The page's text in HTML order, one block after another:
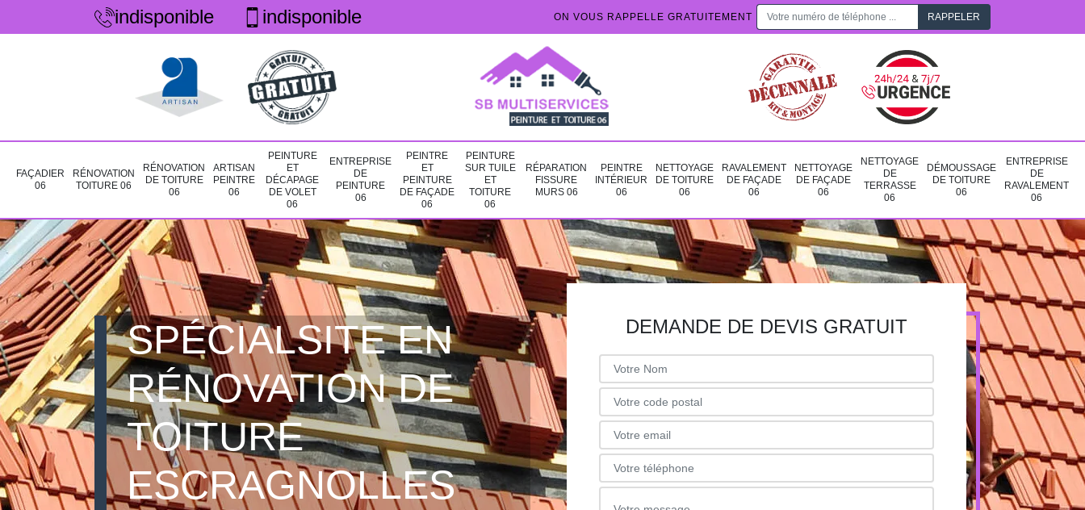
indisponible indisponible ON VOUS RAPPELLE GRATUITEMENT
FAÇADIER
06
RÉNOVATION
TOITURE 06
RÉNOVATION
DE TOITURE
06
ARTISAN
PEINTRE
06
PEINTURE
ET
DÉCAPAGE
DE VOLET
06
ENTREPRISE
DE
PEINTURE
06
PEINTRE
ET
PEINTURE
DE FAÇADE
06
PEINTURE
SUR TUILE
ET
TOITURE
06
RÉPARATION
FISSURE
MURS 06
PEINTRE
INTÉRIEUR
06
NETTOYAGE
DE TOITURE
06
RAVALEMENT
DE FAÇADE
06
NETTOYAGE
DE FAÇADE
06
NETTOYAGE
DE
TERRASSE
06
DÉMOUSSAGE
DE TOITURE
06
ENTREPRISE
DE
RAVALEMENT
06
SPÉCIALSITE EN
RÉNOVATION DE
TOITURE
ESCRAGNOLLES
DEMANDE DE DEVIS GRATUIT